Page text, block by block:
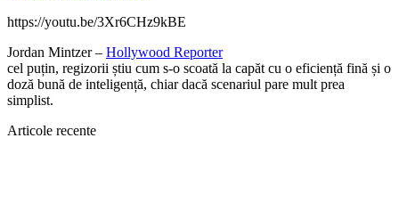
https://youtu.be/3Xr6CHz9kBE
Jordan Mintzer – Hollywood Reporter
cel puțin, regizorii știu cum s-o scoată la capăt cu o eficiență fină și o
doză bună de inteligență, chiar dacă scenariul pare mult prea
simplist.
Articole recente